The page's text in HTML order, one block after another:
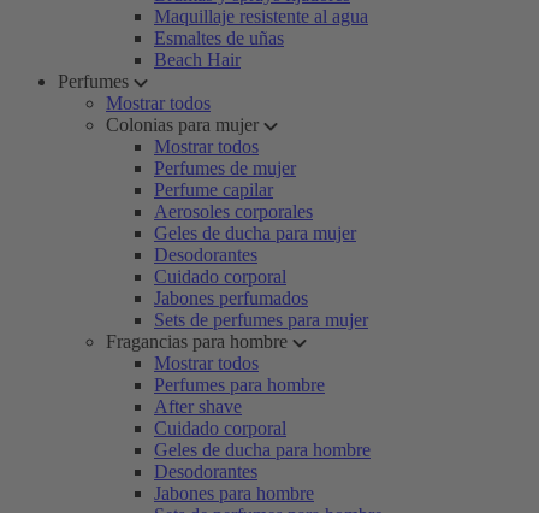
Maquillaje resistente al agua
Esmaltes de uñas
Beach Hair
Perfumes
Mostrar todos
Colonias para mujer
Mostrar todos
Perfumes de mujer
Perfume capilar
Aerosoles corporales
Geles de ducha para mujer
Desodorantes
Cuidado corporal
Jabones perfumados
Sets de perfumes para mujer
Fragancias para hombre
Mostrar todos
Perfumes para hombre
After shave
Cuidado corporal
Geles de ducha para hombre
Desodorantes
Jabones para hombre